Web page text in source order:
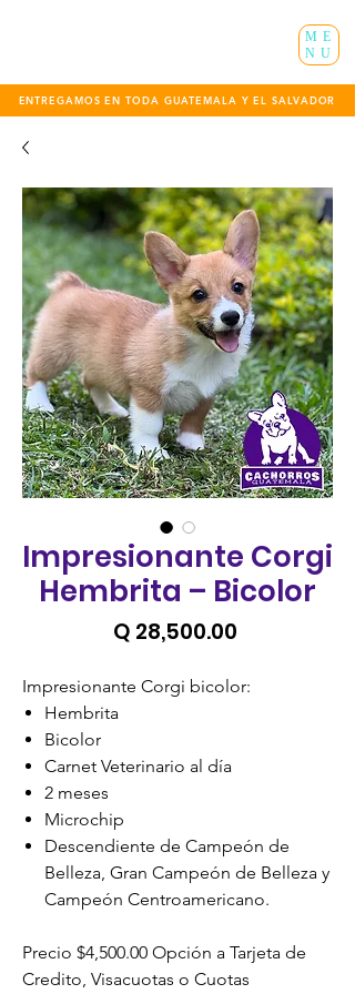
ENTREGAMOS EN TODA GUATEMALA Y EL SALVADOR
ME
NU
Impresionante Corgi
Hembrita – Bicolor
Q 28,500.00Precio
Impresionante Corgi bicolor:
Hembrita
Bicolor
Carnet Veterinario al día
2 meses
Microchip
Descendiente de Campeón de
Belleza, Gran Campeón de Belleza y
Campeón Centroamericano.
Precio $4,500.00 Opción a Tarjeta de
Credito, Visacuotas o Cuotas